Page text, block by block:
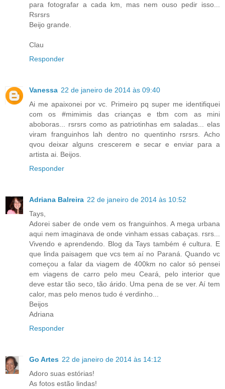
para fotografar a cada km, mas nem ouso pedir isso...
Rsrsrs
Beijo grande.
Clau
Responder
Vanessa 22 de janeiro de 2014 às 09:40
Ai me apaixonei por vc. Primeiro pq super me identifiquei
com os #mimimis das crianças e tbm com as mini
aboboras... rsrsrs como as patriotinhas em saladas... elas
viram franguinhos lah dentro no quentinho rsrsrs. Acho
qvou deixar alguns crescerem e secar e enviar para a
artista ai. Beijos.
Responder
Adriana Balreira 22 de janeiro de 2014 às 10:52
Tays,
Adorei saber de onde vem os franguinhos. A mega urbana
aqui nem imaginava de onde vinham essas cabaças. rsrs...
Vivendo e aprendendo. Blog da Tays também é cultura. E
que linda paisagem que vcs tem aí no Paraná. Quando vc
começou a falar da viagem de 400km no calor só pensei
em viagens de carro pelo meu Ceará, pelo interior que
deve estar tão seco, tão árido. Uma pena de se ver. Aí tem
calor, mas pelo menos tudo é verdinho...
Beijos
Adriana
Responder
Go Artes 22 de janeiro de 2014 às 14:12
Adoro suas estórias!
As fotos estão lindas!